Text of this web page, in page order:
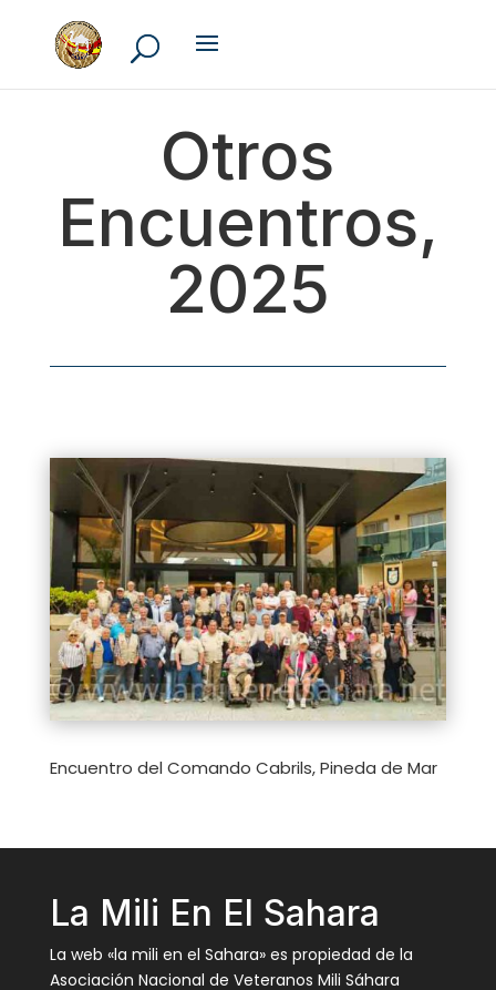
Otros
Encuentros,
2025
Encuentro del Comando Cabrils, Pineda de Mar
La Mili En El Sahara
La web «la mili en el Sahara» es propiedad de la
Asociación Nacional de Veteranos Mili Sáhara